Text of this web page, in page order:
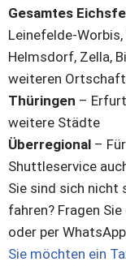
Gesamtes
Leinefelde-
Helmsdorf, Zella,
weiteren
Thüringen –
weitere Städte
Überregional –
Shuttleservice
Sie sind sich nicht
fahren? Fragen
oder per
Sie möchten ein